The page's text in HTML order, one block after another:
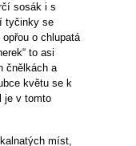
sosák i s
tyčinky se
o chlupatá
to asi
čnělkách a
květu se k
je v tomto
míst,